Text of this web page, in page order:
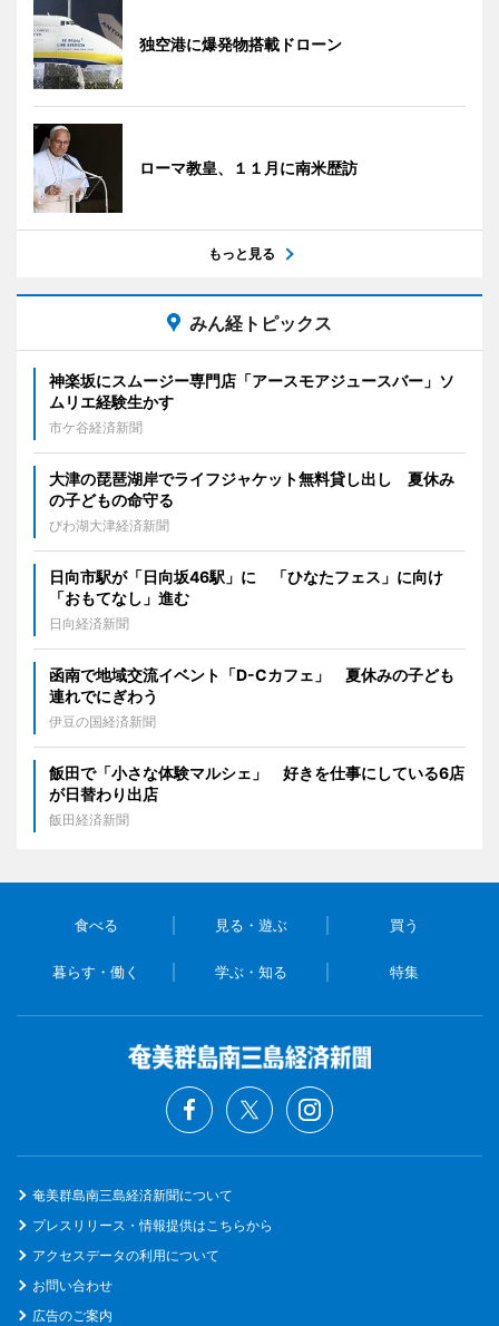
独空港に爆発物搭載ドローン
ローマ教皇、１１月に南米歴訪
もっと見る
みん経トピックス
神楽坂にスムージー専門店「アースモアジュースバー」ソ
ムリエ経験生かす
市ケ谷経済新聞
大津の琵琶湖岸でライフジャケット無料貸し出し 夏休み
の子どもの命守る
びわ湖大津経済新聞
日向市駅が「日向坂46駅」に 「ひなたフェス」に向け
「おもてなし」進む
日向経済新聞
函南で地域交流イベント「D-Cカフェ」 夏休みの子ども
連れでにぎわう
伊豆の国経済新聞
飯田で「小さな体験マルシェ」 好きを仕事にしている6店
が日替わり出店
飯田経済新聞
食べる 見る・遊ぶ 買う
暮らす・働く 学ぶ・知る 特集
奄美群島南三島経済新聞について
プレスリリース・情報提供はこちらから
アクセスデータの利用について
お問い合わせ
広告のご案内